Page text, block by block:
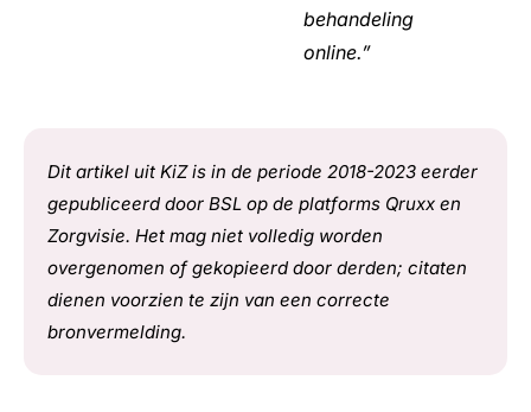
behandeling
online.”
Dit artikel uit KiZ is in de periode 2018-2023 eerder
gepubliceerd door BSL op de platforms Qruxx en
Zorgvisie. Het mag niet volledig worden
overgenomen of gekopieerd door derden; citaten
dienen voorzien te zijn van een correcte
bronvermelding.